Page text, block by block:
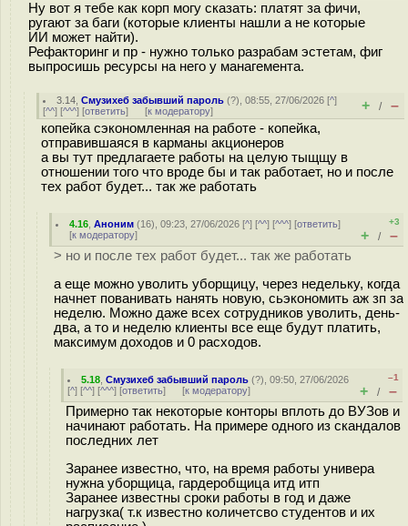
Ну вот я тебе как корп могу сказать: платят за фичи,
ругают за баги (которые клиенты нашли а не которые
ИИ может найти).
Рефакторинг и пр - нужно только разрабам эстетам, фиг
выпросишь ресурсы на него у манагемента.
3.14 ,Смузихеб забывший пароль (?), 08:55, 27/06/2026 [^]
[^^] [^^^] [ответить] [к модератору] + / –
копейка сэкономленная на работе - копейка,
отправившаяся в карманы акционеров
а вы тут предлагаете работы на целую тыщщу в
отношении того что вроде бы и так работает, но и после
тех работ будет... так же работать
4.16 ,Аноним (16), 09:23, 27/06/2026 [^] [^^] [^^^] [ответить]
[к модератору]
+3
+ / –
> но и после тех работ будет... так же работать
а еще можно уволить уборщицу, через недельку, когда
начнет пованивать нанять новую, сьэкономить аж зп за
неделю. Можно даже всех сотрудников уволить, день-
два, а то и неделю клиенты все еще будут платить,
максимум доходов и 0 расходов.
5.18 ,Смузихеб забывший пароль (?), 09:50, 27/06/2026
[^] [^^] [^^^] [ответить] [к модератору]
–1
+ / –
Примерно так некоторые конторы вплоть до ВУЗов и
начинают работать. На примере одного из скандалов
последних лет
Заранее известно, что, на время работы универа
нужна уборщица, гардеробщица итд итп
Заранее известны сроки работы в год и даже
нагрузка( т.к известно количетсво студентов и их